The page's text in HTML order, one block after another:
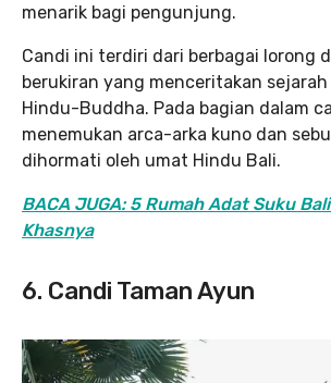
menarik bagi pengunjung.
Candi ini terdiri dari berbagai lorong
berukiran yang menceritakan
Hindu-Buddha. Pada bagian dalam
menemukan arca-arka kuno dan
dihormati oleh umat Hindu Bali.
BACA JUGA: 5 Rumah Adat Suku
Khasnya
6. Candi Taman Ayun